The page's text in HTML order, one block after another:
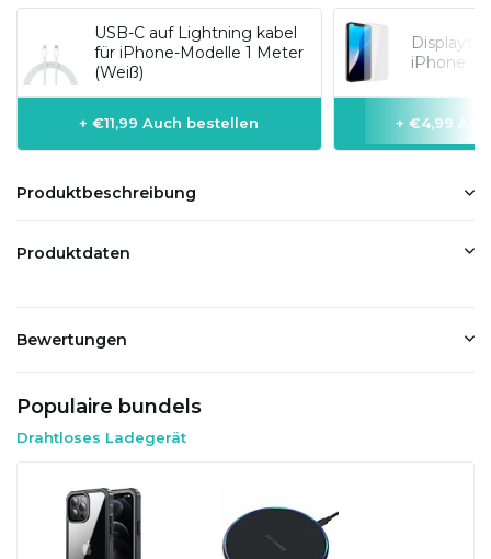
USB-C auf Lightning kabel
für iPhone-Modelle 1 Meter
(Weiß)
+ €11,99 Auch bestellen
iPhone
+ €4,99
Produktbeschreibung
Produktdaten
Bewertungen
Populaire bundels
Drahtloses Ladegerät